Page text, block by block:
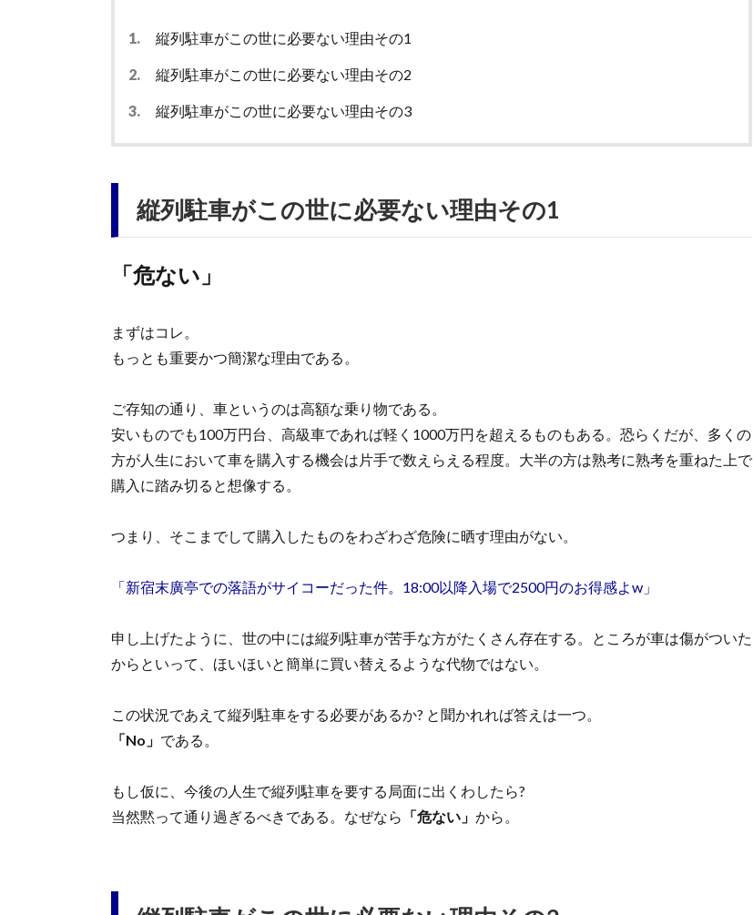
1. 縦列駐車がこの世に必要ない理由その1
2. 縦列駐車がこの世に必要ない理由その2
3. 縦列駐車がこの世に必要ない理由その3
縦列駐車がこの世に必要ない理由その1
「危ない」
まずはコレ。
もっとも重要かつ簡潔な理由である。
ご存知の通り、車というのは高額な乗り物である。
安いものでも100万円台、高級車であれば軽く1000万円を超えるものもある。恐らくだが、多くの
方が人生において車を購入する機会は片手で数えらえる程度。大半の方は熟考に熟考を重ねた上で
購入に踏み切ると想像する。
つまり、そこまでして購入したものをわざわざ危険に晒す理由がない。
「新宿末廣亭での落語がサイコーだった件。18:00以降入場で2500円のお得感よw」
申し上げたように、世の中には縦列駐車が苦手な方がたくさん存在する。ところが車は傷がついた
からといって、ほいほいと簡単に買い替えるような代物ではない。
この状況であえて縦列駐車をする必要があるか? と聞かれれば答えは一つ。
「No」 である。
もし仮に、今後の人生で縦列駐車を要する局面に出くわしたら?
当然黙って通り過ぎるべきである。なぜなら 「危ない」 から。